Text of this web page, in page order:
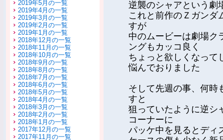
2019年5月の一覧
2019年4月の一覧
2019年3月の一覧
2019年2月の一覧
2019年1月の一覧
2018年12月の一覧
2018年11月の一覧
2018年10月の一覧
2018年9月の一覧
2018年8月の一覧
2018年7月の一覧
2018年6月の一覧
2018年5月の一覧
2018年4月の一覧
2018年3月の一覧
2018年2月の一覧
2018年1月の一覧
2017年12月の一覧
2017年11月の一覧
逆襲のシャアという劇
これと前作のＺガンダ
すが
中のムービーは劇場ク
ングもカッコ良く
ちょっと欲しくなって
悩んでおりました
そして先週の事、何時
すと
狙っていたように逆シ
コーナーに
パッケ中を見るとディ